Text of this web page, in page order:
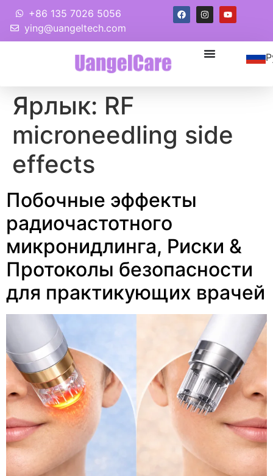
+86 135 7026 5056
ying@uangeltech.com
Ярлык: RF
microneedling side
effects
Побочные эффекты
радиочастотного
микронидлинга, Риски &
Протоколы безопасности
для практикующих врачей